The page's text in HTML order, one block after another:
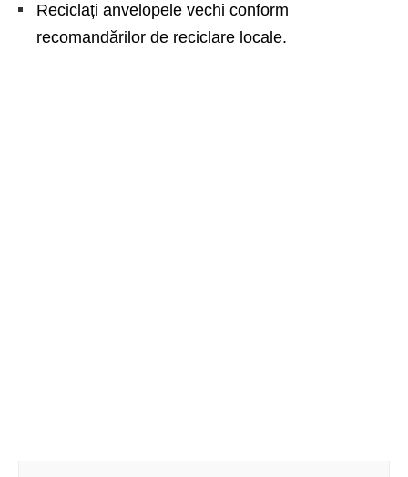
Reciclați anvelopele vechi conform
recomandărilor de reciclare locale.